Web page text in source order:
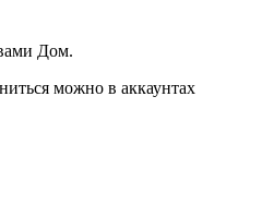
Дом.
можно в аккаунтах